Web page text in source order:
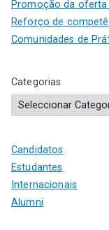
Promoção da
Reforço de
Comunidades de
Categorias
Candidatos
Estudantes
Internacionais
Alumni